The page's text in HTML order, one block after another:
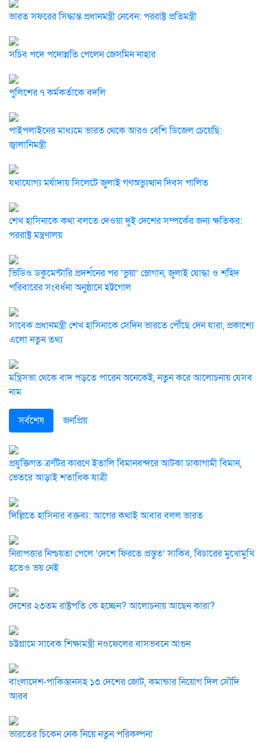
ভারত সফরের সিদ্ধান্ত প্রধানমন্ত্রী নেবেন: পররাষ্ট্র প্রতিমন্ত্রী
সচিব পদে পদোন্নতি পেলেন জেসমিন নাহার
পুলিশের ৭ কর্মকর্তাকে বদলি
পাইপলাইনের মাধ্যমে ভারত থেকে আরও বেশি ডিজেল চেয়েছি:
জ্বালানিমন্ত্রী
যথাযোগ্য মর্যাদায় সিলেটে জুলাই গণঅভ্যুত্থান দিবস পালিত
শেখ হাসিনাকে কথা বলতে দেওয়া দুই দেশের সম্পর্কের জন্য ক্ষতিকর:
পররাষ্ট্র মন্ত্রণালয়
ভিডিও ডকুমেন্টারি প্রদর্শনের পর ‘ভুয়া’ স্লোগান, জুলাই যোদ্ধা ও শহিদ
পরিবারের সংবর্ধনা অনুষ্ঠানে হট্টগোল
সাবেক প্রধানমন্ত্রী শেখ হাসিনাকে সেদিন ভারতে পৌঁছে দেন যারা, প্রকাশ্যে
এলো নতুন তথ্য
মন্ত্রিসভা থেকে বাদ পড়তে পারেন অনেকেই, নতুন করে আলোচনায় যেসব
নাম
সর্বশেষ জনপ্রিয়
প্রযুক্তিগত ত্রুটির কারণে ইতালি বিমানবন্দরে আটকা ঢাকাগামী বিমান,
ভেতরে আড়াই শতাধিক যাত্রী
দিল্লিতে হাসিনার বক্তব্য: আগের কথাই আবার বলল ভারত
নিরাপত্তার নিশ্চয়তা পেলে ‘দেশে ফিরতে প্রস্তুত’ সাকিব, বিচারের মুখোমুখি
হতেও ভয় নেই
দেশের ২৩তম রাষ্ট্রপতি কে হচ্ছেন? আলোচনায় আছেন কারা?
চট্টগ্রামে সাবেক শিক্ষামন্ত্রী নওফেলের বাসভবনে আগুন
বাংলাদেশ-পাকিস্তানসহ ১৩ দেশের জোট, কমান্ডার নিয়োগ দিল সৌদি
আরব
ভারতের চিকেন নেক নিয়ে নতুন পরিকল্পনা